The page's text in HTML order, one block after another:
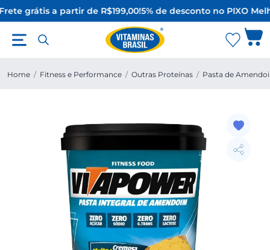
grátis a partir de R$199,00!5% de desconto no PIXO
Home / Fitness e Performance / Outras Proteínas / Pasta de